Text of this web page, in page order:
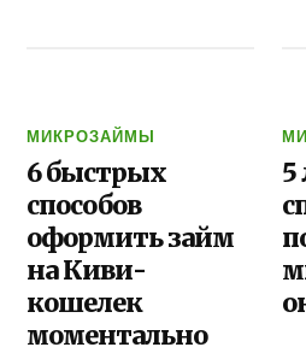
МИКРОЗАЙМЫ
6 быстрых
способов
оформить займ
на Киви-
кошелек
моментально
5